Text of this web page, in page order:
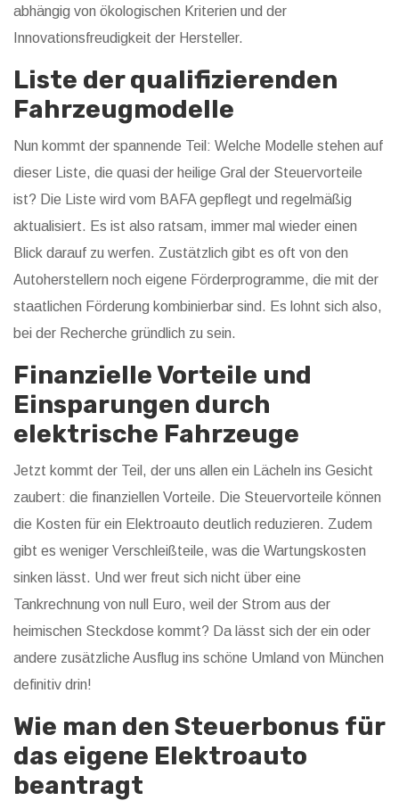
abhängig von ökologischen Kriterien und der
Innovationsfreudigkeit der Hersteller.
Liste der qualifizierenden
Fahrzeugmodelle
Nun kommt der spannende Teil: Welche Modelle stehen auf
dieser Liste, die quasi der heilige Gral der Steuervorteile
ist? Die Liste wird vom BAFA gepflegt und regelmäßig
aktualisiert. Es ist also ratsam, immer mal wieder einen
Blick darauf zu werfen. Zustätzlich gibt es oft von den
Autoherstellern noch eigene Förderprogramme, die mit der
staatlichen Förderung kombinierbar sind. Es lohnt sich also,
bei der Recherche gründlich zu sein.
Finanzielle Vorteile und
Einsparungen durch
elektrische Fahrzeuge
Jetzt kommt der Teil, der uns allen ein Lächeln ins Gesicht
zaubert: die finanziellen Vorteile. Die Steuervorteile können
die Kosten für ein Elektroauto deutlich reduzieren. Zudem
gibt es weniger Verschleißteile, was die Wartungskosten
sinken lässt. Und wer freut sich nicht über eine
Tankrechnung von null Euro, weil der Strom aus der
heimischen Steckdose kommt? Da lässt sich der ein oder
andere zusätzliche Ausflug ins schöne Umland von München
definitiv drin!
Wie man den Steuerbonus für
das eigene Elektroauto
beantragt